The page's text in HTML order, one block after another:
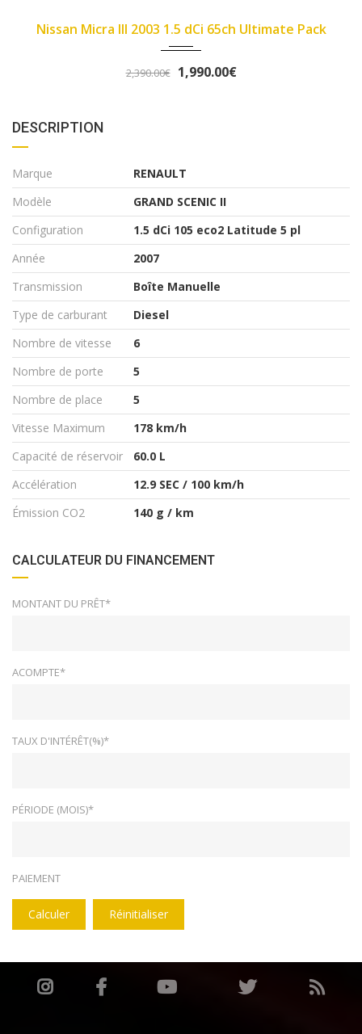
Pack Fiat Panda II 2007 1.1 8v 54ch
DESCRIPTION
Marque
RENAULT
Modèle
GRAND SCENIC II
Configuration
1.5 dCi 105 eco2 Latitude 5 pl
Année
2007
Transmission
Boîte Manuelle
Type de carburant
Diesel
Nombre de vitesse
6
Nombre de porte
5
Nombre de place
5
Vitesse Maximum
178 km/h
Capacité de réservoir
60.0 L
Accélération
12.9 SEC / 100 km/h
Émission CO2
140 g / km
CALCULATEUR DU FINANCEMENT
MONTANT DU PRÊT*
ACOMPTE*
TAUX D'INTÉRÊT(%)*
PÉRIODE (MOIS)*
PAIEMENT
Calculer Réinitialiser